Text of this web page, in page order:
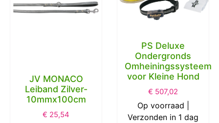
JV MONACO
Leiband Zilver-
10mmx100cm
€ 25,54
PS Deluxe
Ondergronds
Omheiningssysteem
voor Kleine Hond
€ 507,02
Op voorraad |
Verzonden in 1 dag